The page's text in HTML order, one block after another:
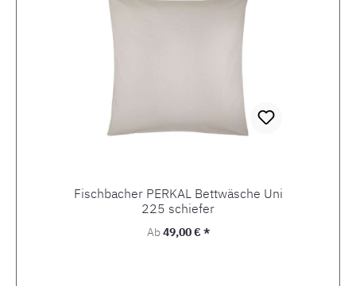
Fischbacher PERKAL Bettwäsche Uni
225 schiefer
Regulärer Preis:
Ab49,00 € *